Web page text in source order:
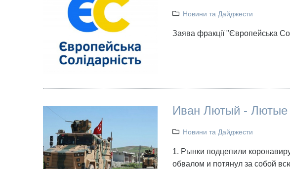
Новини та Дайджести
Заява фракції "Європейська
Иван Лютый - Лютые
Новини та Дайджести
1. Рынки подцепили
обвалом и потянул за собой